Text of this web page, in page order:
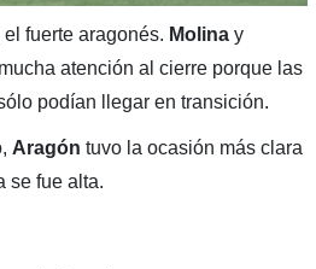
fuerte aragonés. Molinay
atención al cierre porque las
podían llegar en transición.
Aragón tuvo la ocasión más clara
se fue alta.